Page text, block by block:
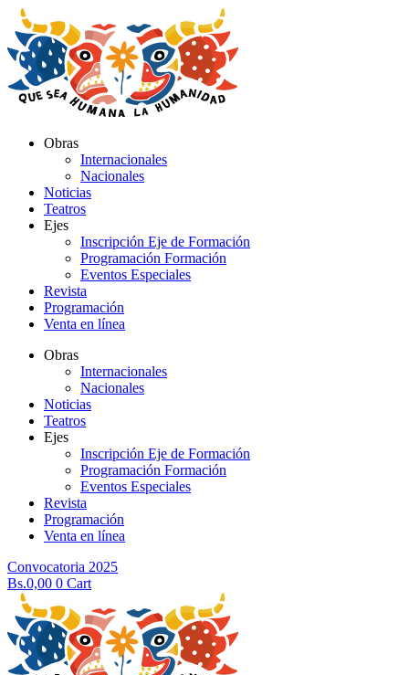
al
contenido
Obras
Internacionales
Nacionales
Noticias
Teatros
Ejes
Inscripción Eje de Formación
Programación Formación
Eventos Especiales
Revista
Programación
Venta en línea
Obras
Internacionales
Nacionales
Noticias
Teatros
Ejes
Inscripción Eje de Formación
Programación Formación
Eventos Especiales
Revista
Programación
Venta en línea
Convocatoria 2025
Bs.0,00 0 Cart